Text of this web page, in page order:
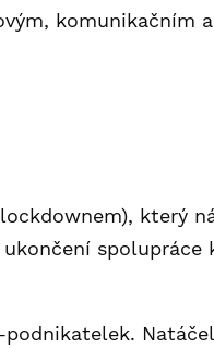
komunikačním
který
spolupráce